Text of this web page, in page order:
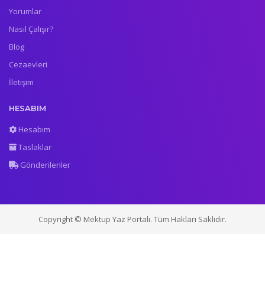
Yorumlar
Nasıl Çalışır?
Blog
Cezaevleri
İletişim
HESABIM
Hesabım
Taslaklar
Gönderilenler
Copyright © Mektup Yaz Portalı. Tüm Hakları Saklıdır.